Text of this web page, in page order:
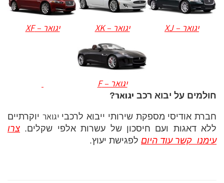
יגואר – XJ יגואר – XK יגואר – XF
יגואר – F
חולמים על יבוא רכב יגואר?
חברת אודיסי מספקת שירותי ייבוא לרכבי יגואר יוקרתיים
ללא דאגות ועם חיסכון של עשרות אלפי שקלים. צרו
עימנו קשר עוד היום לפגישת יעוץ.